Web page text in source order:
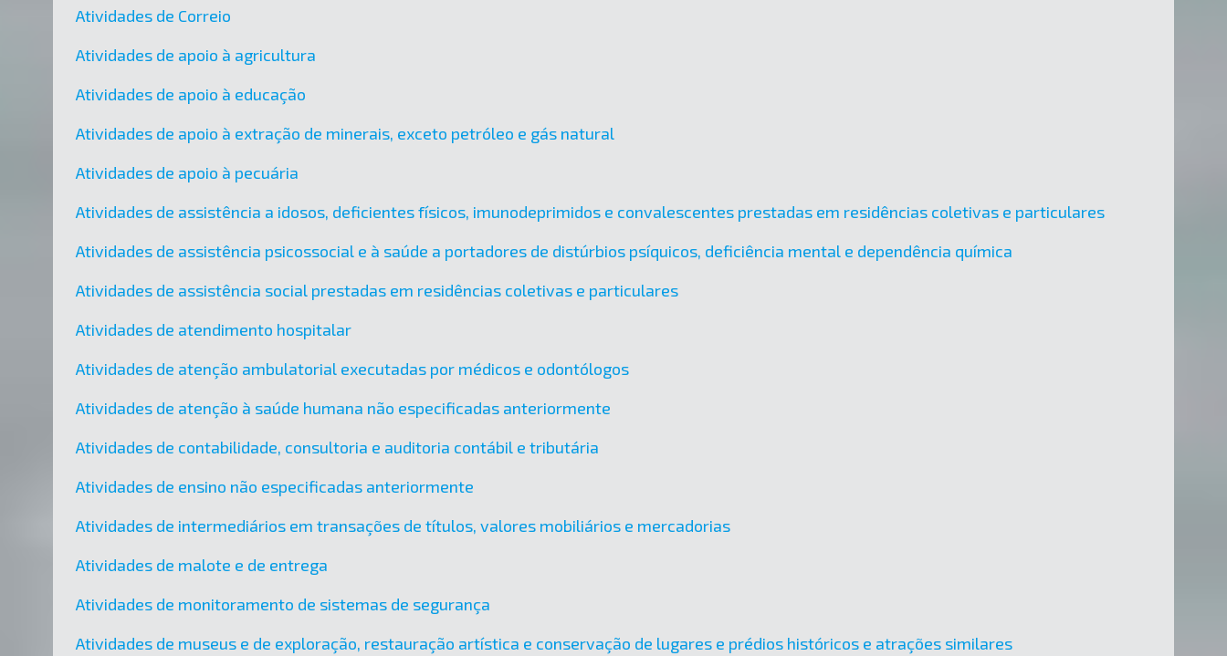
Atividades de Correio
Atividades de apoio à agricultura
Atividades de apoio à educação
Atividades de apoio à extração de minerais, exceto petróleo e gás natural
Atividades de apoio à pecuária
Atividades de assistência a idosos, deficientes físicos, imunodeprimidos e convalescentes prestadas em residências coletivas e particulares
Atividades de assistência psicossocial e à saúde a portadores de distúrbios psíquicos, deficiência mental e dependência química
Atividades de assistência social prestadas em residências coletivas e particulares
Atividades de atendimento hospitalar
Atividades de atenção ambulatorial executadas por médicos e odontólogos
Atividades de atenção à saúde humana não especificadas anteriormente
Atividades de contabilidade, consultoria e auditoria contábil e tributária
Atividades de ensino não especificadas anteriormente
Atividades de intermediários em transações de títulos, valores mobiliários e mercadorias
Atividades de malote e de entrega
Atividades de monitoramento de sistemas de segurança
Atividades de museus e de exploração, restauração artística e conservação de lugares e prédios históricos e atrações similares